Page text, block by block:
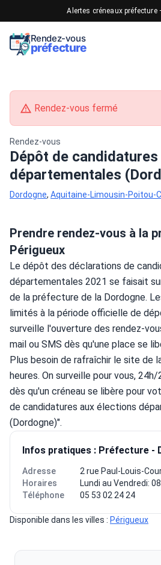
Alertes créneaux
Rendez-vous
préfecture
Rendez-vous fermé
Rendez-vous
Dépôt de
départementales
Dordogne, Aquitaine-Limousin-Poitou-
Prendre rendez-vous à la
Périgueux
Le dépôt des déclarations de
départementales 2021 se faisait
de la préfecture de la Dordogne.
limités à la période officielle de
surveille l'ouverture des rendez-
mail ou SMS dès qu'une place se
Plus besoin de rafraîchir le site de
heures. On surveille pour vous,
dès qu'un créneau se libère pour
de candidatures aux élections
(Dordogne)".
Infos pratiques : Préfecture -
Adresse
2 rue Paul-Louis-
Horaires
Lundi au Vendredi:
Téléphone
05 53 02 24 24
Disponible dans les villes : Périgueux